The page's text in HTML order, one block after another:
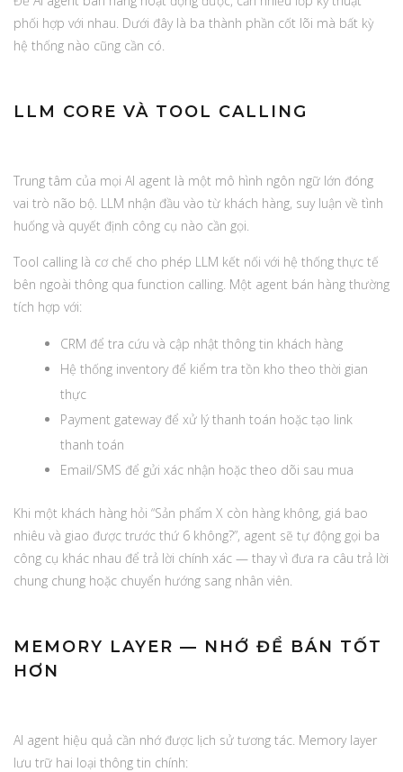
phối hợp với nhau. Dưới đây là ba thành phần cốt lõi mà bất kỳ
hệ thống nào cũng cần có.
LLM CORE VÀ TOOL CALLING
Trung tâm của mọi AI agent là một mô hình ngôn ngữ lớn đóng
vai trò não bộ. LLM nhận đầu vào từ khách hàng, suy luận về tình
huống và quyết định công cụ nào cần gọi.
Tool calling là cơ chế cho phép LLM kết nối với hệ thống thực tế
bên ngoài thông qua function calling. Một agent bán hàng thường
tích hợp với:
CRM để tra cứu và cập nhật thông tin khách hàng
Hệ thống inventory để kiểm tra tồn kho theo thời gian
thực
Payment gateway để xử lý thanh toán hoặc tạo link
thanh toán
Email/SMS để gửi xác nhận hoặc theo dõi sau mua
Khi một khách hàng hỏi “Sản phẩm X còn hàng không, giá bao
nhiêu và giao được trước thứ 6 không?”, agent sẽ tự động gọi ba
công cụ khác nhau để trả lời chính xác — thay vì đưa ra câu trả lời
chung chung hoặc chuyển hướng sang nhân viên.
MEMORY LAYER — NHỚ ĐỂ BÁN TỐT
HƠN
AI agent hiệu quả cần nhớ được lịch sử tương tác. Memory layer
lưu trữ hai loại thông tin chính: